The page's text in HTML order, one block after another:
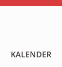
KALENDER